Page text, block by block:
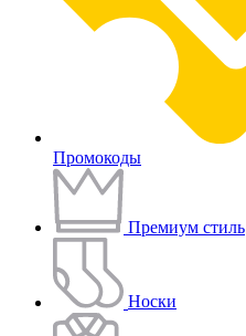
Промокоды
Премиум стиль
Носки